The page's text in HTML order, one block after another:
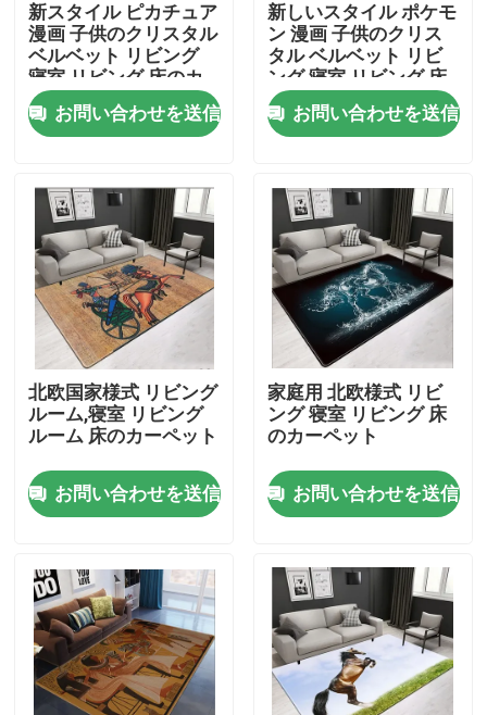
家
ビデオ
米国について
工場旅行
品質管理
引用を要求しなさい
床のカーペットの敷物
寝室の床のカーペット
居間の床のカーペット
新スタイル ピカチュア
漫画 子供のクリスタル
ベルベット リビング
寝室 リビング 床のカ
ーペット
お問い合わせを送信
新しいスタイル ポケモ
ン 漫画 子供のクリス
タル ベルベット リビ
ング 寝室 リビング 床
のカーペット
お問い合わせを送信
北欧国家様式 リビング
ルーム,寝室 リビング
ルーム 床のカーペット
お問い合わせを送信
家庭用 北欧様式 リビ
ング 寝室 リビング 床
のカーペット
お問い合わせを送信